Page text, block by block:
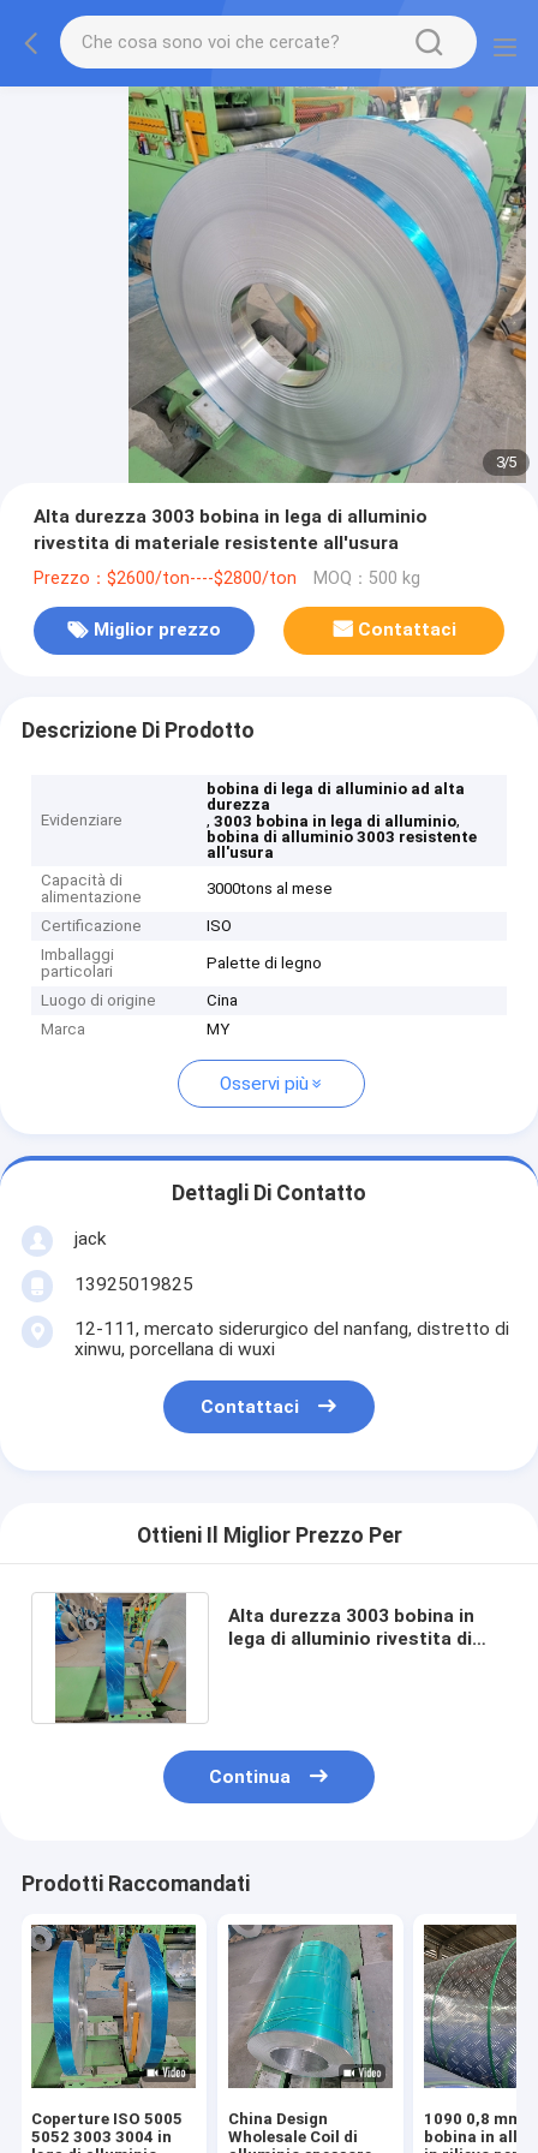
3/5
Alta durezza 3003 bobina in lega di alluminio
rivestita di materiale resistente all'usura
Prezzo：$2600/ton----$2800/ton MOQ：500 kg
Miglior prezzo Contattaci
Descrizione Di Prodotto
Evidenziare
bobina di lega di alluminio ad alta
durezza
,3003 bobina in lega di alluminio,
bobina di alluminio 3003 resistente
all'usura
Capacità di
alimentazione
3000tons al mese
Certificazione
ISO
Imballaggi
particolari
Palette di legno
Luogo di origine
Cina
Marca
MY
Osservi più
Dettagli Di Contatto
jack
13925019825
12-111, mercato siderurgico del nanfang, distretto di
xinwu, porcellana di wuxi
Contattaci
Ottieni Il Miglior Prezzo Per
Alta durezza 3003 bobina in
lega di alluminio rivestita di
Continua
Prodotti Raccomandati
Coperture ISO 5005
5052 3003 3004 in
China Design
Wholesale Coil di
1090 0,8 mm
bobina in